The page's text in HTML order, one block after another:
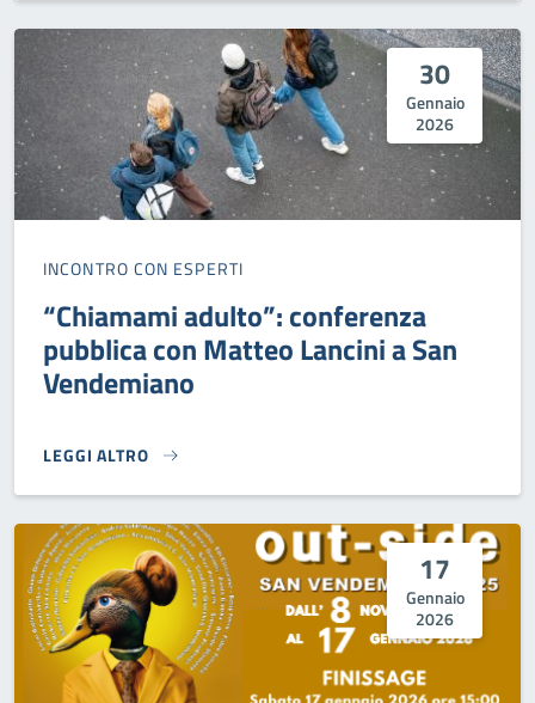
30
Gennaio
2026
INCONTRO CON ESPERTI
“Chiamami adulto”: conferenza
pubblica con Matteo Lancini a San
Vendemiano
LEGGI ALTRO
“CHIAMAMI ADULTO”: CONFERENZA PUBBLICA CON
17
Gennaio
2026